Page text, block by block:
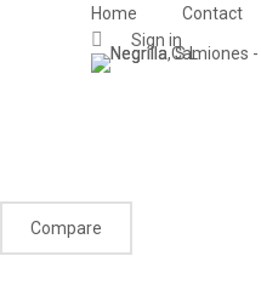
Home Contact
Sign in
Compare